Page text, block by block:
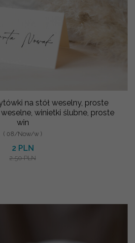
na stół weselny, proste
winietki ślubne, proste
win
( 08/Now/w )
2 PLN
2.50 PLN